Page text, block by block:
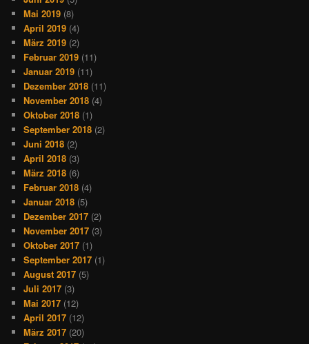
Mai 2019 (8)
April 2019 (4)
März 2019 (2)
Februar 2019 (11)
Januar 2019 (11)
Dezember 2018 (11)
November 2018 (4)
Oktober 2018 (1)
September 2018 (2)
Juni 2018 (2)
April 2018 (3)
März 2018 (6)
Februar 2018 (4)
Januar 2018 (5)
Dezember 2017 (2)
November 2017 (3)
Oktober 2017 (1)
September 2017 (1)
August 2017 (5)
Juli 2017 (3)
Mai 2017 (12)
April 2017 (12)
März 2017 (20)